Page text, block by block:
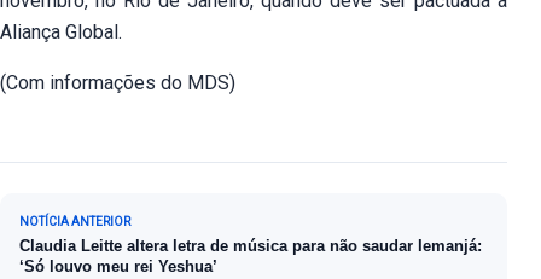
Aliança Global.
(Com informações do MDS)
Navegação de Post
NOTÍCIA ANTERIOR
Claudia Leitte altera letra de música para não saudar Iemanjá:
‘Só louvo meu rei Yeshua’